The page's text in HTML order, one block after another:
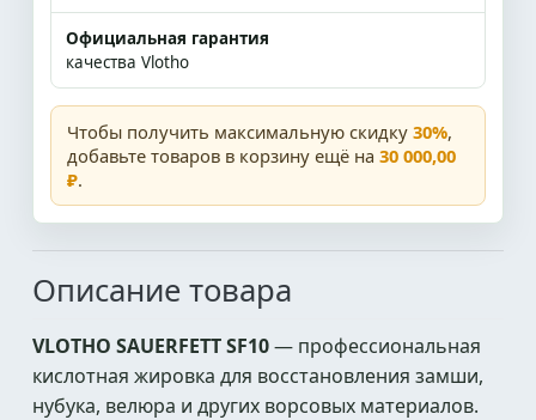
Официальная гарантия
качества Vlotho
Чтобы получить максимальную скидку 30%,
добавьте товаров в корзину ещё на 30 000,00
₽.
Описание товара
VLOTHO SAUERFETT SF10— профессиональная
кислотная жировка для восстановления замши,
нубука, велюра и других ворсовых материалов.